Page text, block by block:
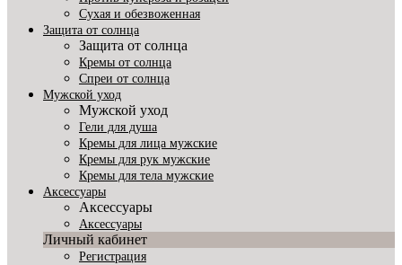
Сухая и обезвоженная
Защита от солнца
Защита от солнца
Кремы от солнца
Спреи от солнца
Мужской уход
Мужской уход
Гели для душа
Кремы для лица мужские
Кремы для рук мужские
Кремы для тела мужские
Аксессуары
Аксессуары
Аксессуары
Личный кабинет
Регистрация